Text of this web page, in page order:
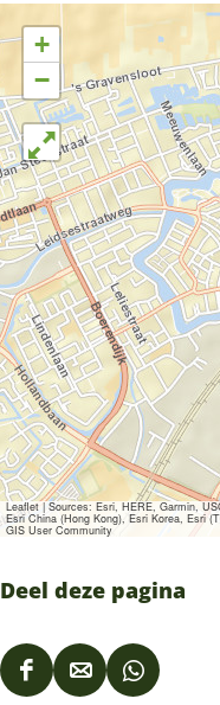
+
−
Leaflet|Sources: Esri, HERE, Garmin,
Esri China (Hong Kong), Esri Korea, Esri
GIS User Community
Deel deze pagina
D
D
D